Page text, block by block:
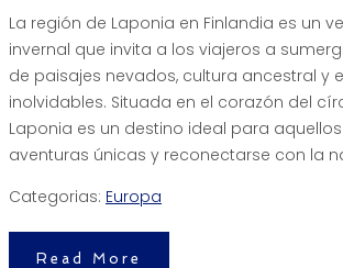
La región de Laponia en Finlandia es un
invernal que invita a los viajeros a
de paisajes nevados, cultura ancestral y
inolvidables. Situada en el corazón del
Laponia es un destino ideal para
aventuras únicas y reconectarse con la
Categorias: Europa
Read More